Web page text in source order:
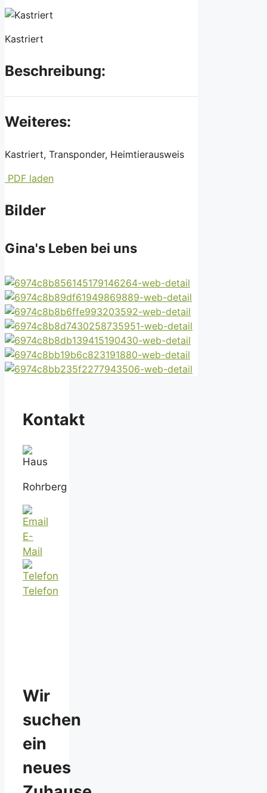
Kastriert
Beschreibung:
Weiteres:
Kastriert, Transponder, Heimtierausweis
PDF laden
Bilder
Gina's Leben bei uns
Kontakt
Rohrberg
E-
Mail
Telefon
Wir
suchen
ein
neues